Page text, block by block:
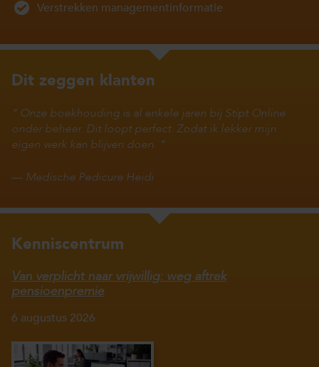
Verstrekken managementinformatie
Dit zeggen klanten
Onze boekhouding is al enkele jaren bij Stipt Online
onder beheer. Dit loopt perfect. Zodat ik lekker mijn
eigen werk kan blijven doen.
— Medische Pedicure Heidi
Kenniscentrum
Van verplicht naar vrijwillig: weg aftrek
pensioenpremie
6 augustus 2026